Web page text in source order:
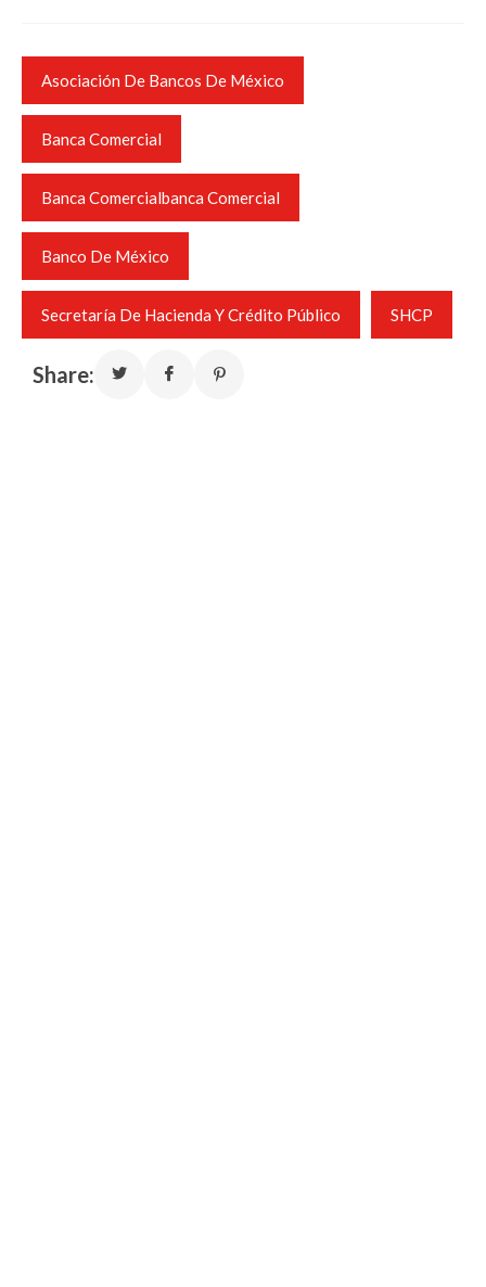
Asociación De Bancos De México
Banca Comercial
Banca Comercialbanca Comercial
Banco De México
Secretaría De Hacienda Y Crédito Público SHCP
Share: